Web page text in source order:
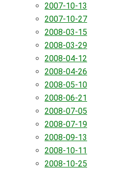
2007-10-13
2007-10-27
2008-03-15
2008-03-29
2008-04-12
2008-04-26
2008-05-10
2008-06-21
2008-07-05
2008-07-19
2008-09-13
2008-10-11
2008-10-25